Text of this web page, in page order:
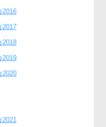
2016
2017
2018
2019
2020